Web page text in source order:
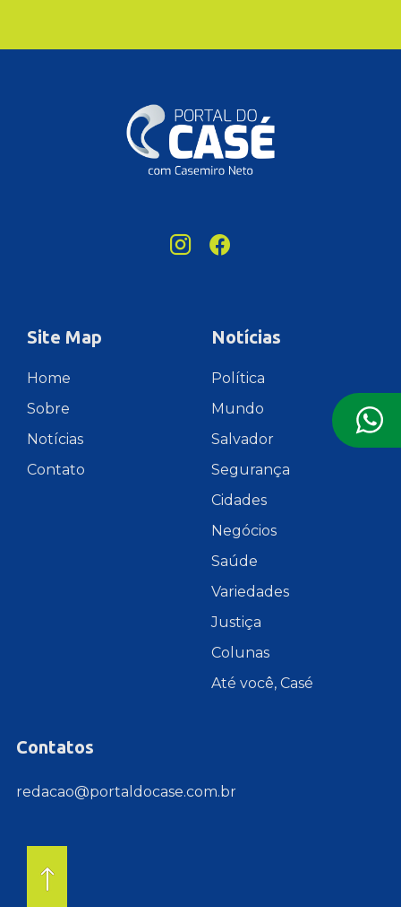
Site Map
Home
Sobre
Notícias
Contato
Notícias
Política
Mundo
Salvador
Segurança
Cidades
Negócios
Saúde
Variedades
Justiça
Colunas
Até você, Casé
Contatos
redacao@portaldocase.com.br